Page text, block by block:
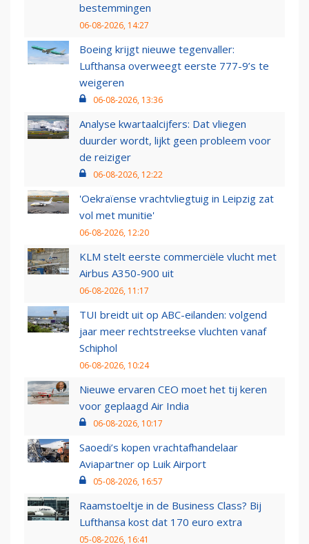
bestemmingen
06-08-2026, 14:27
Boeing krijgt nieuwe tegenvaller:
Lufthansa overweegt eerste 777-9’s te
weigeren
06-08-2026, 13:36
Analyse kwartaalcijfers: Dat vliegen
duurder wordt, lijkt geen probleem voor
de reiziger
06-08-2026, 12:22
'Oekraïense vrachtvliegtuig in Leipzig zat
vol met munitie'
06-08-2026, 12:20
KLM stelt eerste commerciële vlucht met
Airbus A350-900 uit
06-08-2026, 11:17
TUI breidt uit op ABC-eilanden: volgend
jaar meer rechtstreekse vluchten vanaf
Schiphol
06-08-2026, 10:24
Nieuwe ervaren CEO moet het tij keren
voor geplaagd Air India
06-08-2026, 10:17
Saoedi’s kopen vrachtafhandelaar
Aviapartner op Luik Airport
05-08-2026, 16:57
Raamstoeltje in de Business Class? Bij
Lufthansa kost dat 170 euro extra
05-08-2026, 16:41